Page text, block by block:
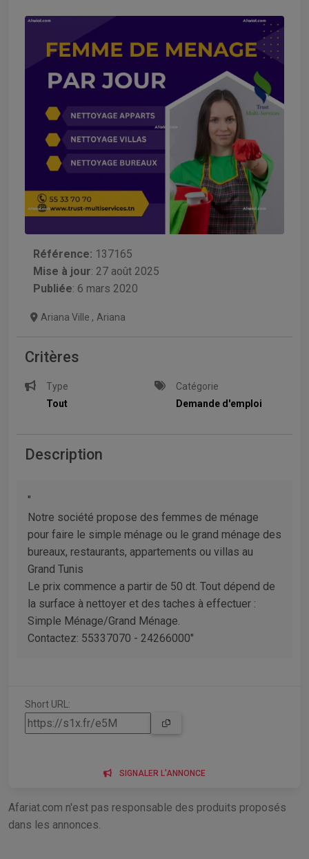
Référence: 137165
Mise à jour: 27 août 2025
Publiée: 6 mars 2020
Ariana Ville , Ariana
Critères
Type
Tout
Catégorie
Demande d'emploi
Description
"
Notre société propose des femmes de ménage
pour faire le simple ménage ou le grand ménage des
bureaux, restaurants, appartements ou villas au
Grand Tunis
Le prix commence a partir de 50 dt. Tout dépend de
la surface à nettoyer et des taches à effectuer :
Simple Ménage/Grand Ménage.
Contactez: 55337070 - 24266000"
Short URL:
SIGNALER L'ANNONCE
Afariat.com n'est pas responsable des produits proposés
dans les annonces.